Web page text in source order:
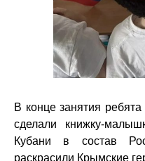
В конце занятия
сделали книжку-
Кубани в состав
раскрасили Крымские